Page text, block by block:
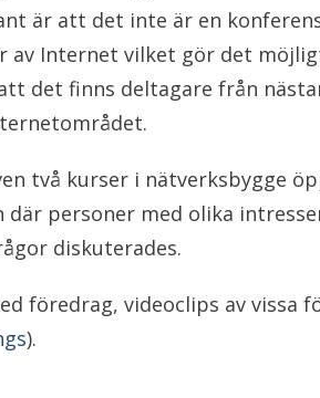
är att det inte är en
av Internet vilket gör det
det finns deltagare från
två kurser i
personer med olika
diskuterades.
föredrag, videoclips av
).